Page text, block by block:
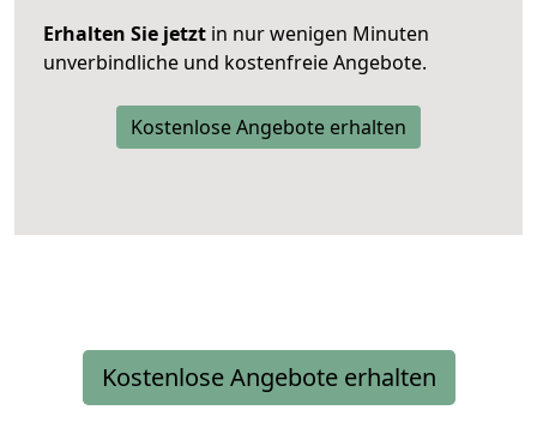
Erhalten Sie jetzt in nur wenigen Minuten
unverbindliche und kostenfreie Angebote.
Kostenlose Angebote erhalten
Kostenlose Angebote erhalten